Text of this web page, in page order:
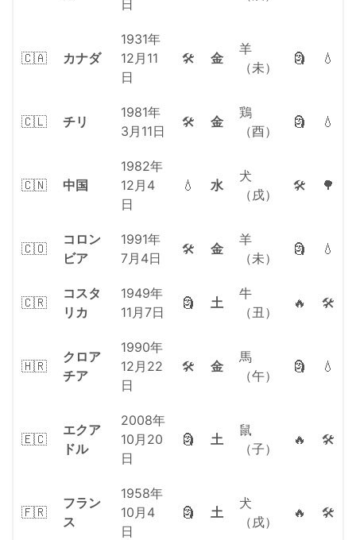
日
🇨🇦 カナダ
1931年
12月11
日
🛠 金
羊
（未）
🗿 💧
🇨🇱 チリ
1981年
3月11日
🛠 金
鶏
（酉）
🗿 💧
🇨🇳 中国
1982年
12月4
日
💧 水
犬
（戌）
🛠 🌳
🇨🇴
コロン
ビア
1991年
7月4日
🛠 金
羊
（未）
🗿 💧
🇨🇷
コスタ
リカ
1949年
11月7日
🗿 土
牛
（丑）
🔥 🛠
🇭🇷
クロア
チア
1990年
12月22
日
🛠 金
馬
（午）
🗿 💧
🇪🇨
エクア
ドル
2008年
10月20
日
🗿 土
鼠
（子）
🔥 🛠
🇫🇷
フラン
ス
1958年
10月4
日
🗿 土
犬
（戌）
🔥 🛠